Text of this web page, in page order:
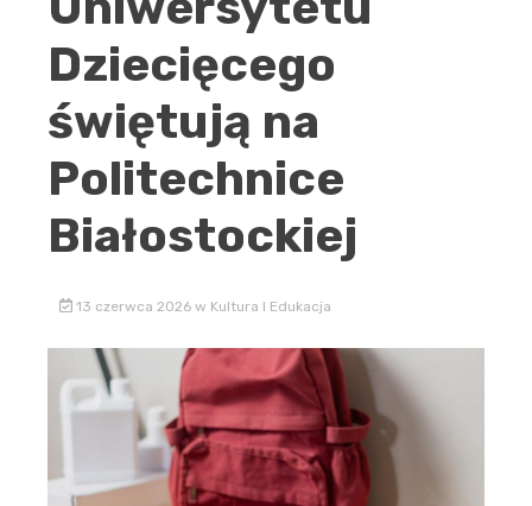
Dziecięcego
świętują na
Politechnice
Białostockiej
13 czerwca 2026 w Kultura I Edukacja